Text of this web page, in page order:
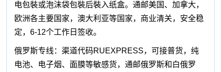
电包裝或泡沫袋包裝后裝入纸盒。通邮美国、加拿大，
欧洲各主要国家，澳大利亚等国家，商业清关，安全稳
定，6-12个工作日签收。
俄罗斯专线：渠道代码RUEXPRESS，可接普货，纯
电池、电子烟、面膜等敏感货，通邮俄罗斯和白俄罗